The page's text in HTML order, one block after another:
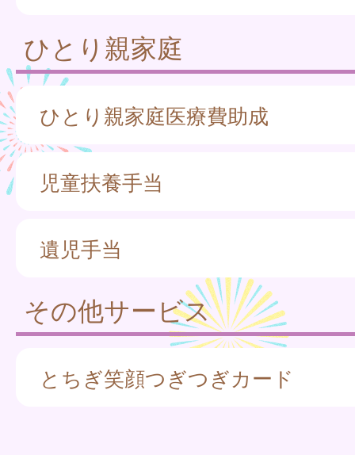
ひとり親家庭
ひとり親家庭医療費助成
児童扶養手当
遺児手当
その他サービス
とちぎ笑顔つぎつぎカード